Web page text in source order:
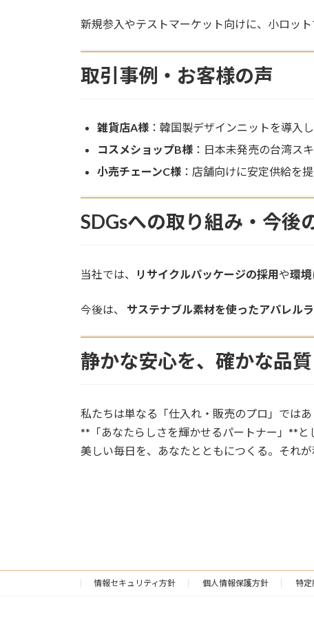
新規参入やテストマーケット向けに、小ロッ
取引事例・お客様の声
雑貨店A様 ：韓国製デザインニットを導入
コスメショップB様 ：日本未発売の台湾ス
小売チェーンC様 ：店舗向けに安定供給を
SDGsへの取り組み・今後
当社では、 リサイクルパッケージの採用や環
今後は、 サステナブル素材を使ったアパレル
静かな安心を、確かな品
私たちは単なる「仕入れ・販売のプロ」ではあ
**「あなたらしさを輝かせるパートナー」**と
美しい毎日を、あなたとともにつくる。それが
情報セキュリティ方針 個人情報保護方針 特定